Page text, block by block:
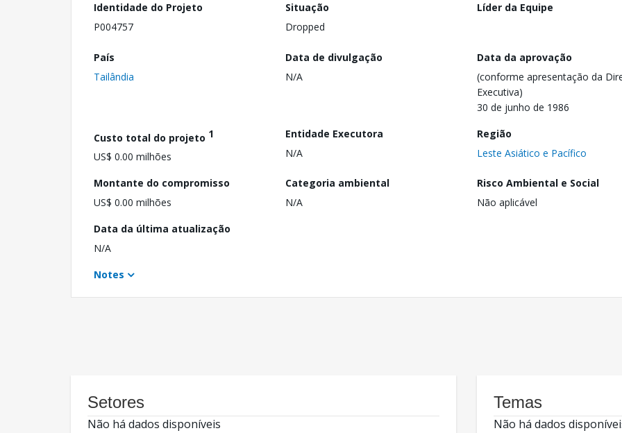
Identidade do Projeto
P004757
Situação
Dropped
Líder da Equipe
País
Tailândia
Data de divulgação
N/A
Data da aprovação
(conforme apresentação da
Executiva)
30 de junho de 1986
Custo total do projeto 1
US$ 0.00 milhões
Entidade Executora
N/A
Região
Leste Asiático e Pacífico
Montante do compromisso
US$ 0.00 milhões
Categoria ambiental
N/A
Risco Ambiental e Social
Não aplicável
Data da última atualização
N/A
Notes
Setores
Não há dados disponíveis
Temas
Não há dados